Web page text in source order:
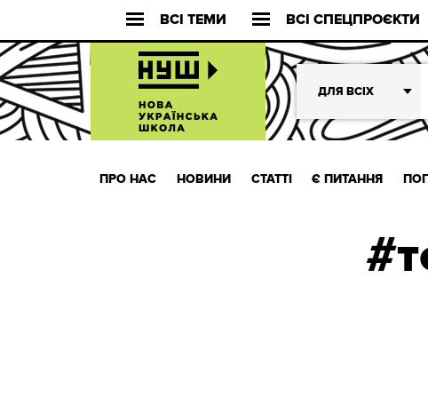
ВСІ ТЕМИ ВСІ СПЕЦПРОЄКТИ
ДЛЯ ВСІХ
ПРО НАС НОВИНИ СТАТТІ Є ПИТАННЯ